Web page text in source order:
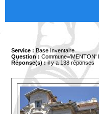
Service : Base Inventaire
Question : Commune='MENTON'
Réponse(s) :il y a 138 réponses